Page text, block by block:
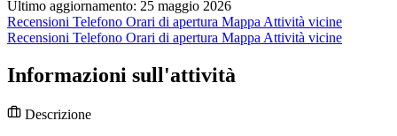
Ultimo aggiornamento: 25 maggio 2026
Recensioni Telefono Orari di apertura Mappa Attività vicine
Recensioni Telefono Orari di apertura Mappa Attività vicine
Informazioni sull'attività
Descrizione